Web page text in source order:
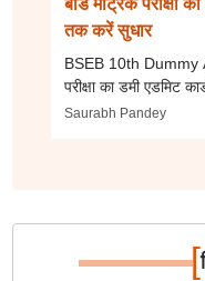
बोर्ड मैट्रिक परीक्षा
तक करें सुधार
BSEB 10th Dummy
परीक्षा का डमी एडमिट
Saurabh Pandey
[